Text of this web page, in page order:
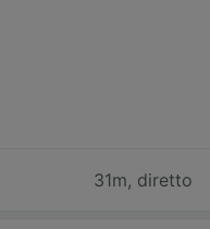
31m, diretto